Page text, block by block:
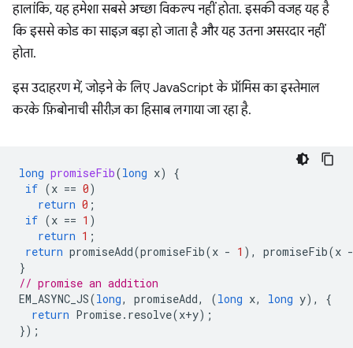
हालांकि, यह हमेशा सबसे अच्छा विकल्प नहीं होता. इसकी वजह यह है
कि इससे कोड का साइज़ बड़ा हो जाता है और यह उतना असरदार नहीं
होता.
इस उदाहरण में, जोड़ने के लिए JavaScript के प्रॉमिस का इस्तेमाल
करके फ़िबोनाची सीरीज़ का हिसाब लगाया जा रहा है.
long promiseFib(long x)
{
if (x == 0)
return 0 ;
if (x == 1 )
return 1 ;
return promiseAdd(promiseFib(x - 1 ), promiseFib(x -
}
// promise an addition
EM_ASYNC_JS(long, promiseAdd, (long x, long y),
{
return Promise. resolve(x+y);
});